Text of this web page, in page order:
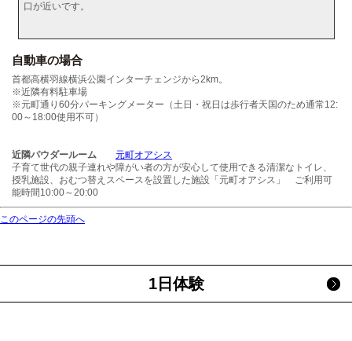
口が近いです。
自動車の場合
首都高横羽線横浜公園インターチェンジから2km。
※近隣有料駐車場
※元町通り60分パーキングメーター（土日・祝日は歩行者天国のため通常12:
00～18:00使用不可）
近隣パウダールーム
元町オアシス
子育て世代の親子連れや障がい者の方が安心して使用できる清潔なトイレ、
授乳施設、おむつ替えスペースを設置した施設「元町オアシス」 ご利用可
能時間10:00～20:00
このページの先頭へ
1日体験